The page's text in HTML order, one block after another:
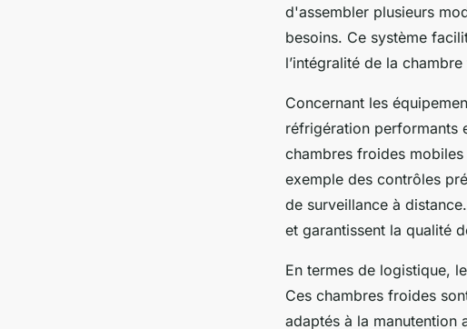
d'assembler plusieurs
besoins. Ce système
l’intégralité de la
Concernant les
réfrigération performants
chambres froides
exemple des contrôles
de surveillance à
et garantissent la qualité
En termes de logistique,
Ces chambres froides
adaptés à la manutention